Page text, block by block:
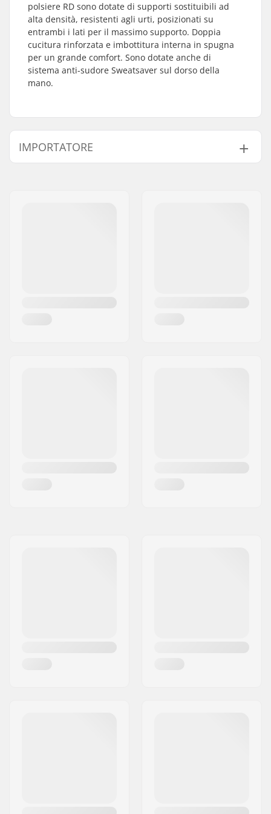
polsiere RD sono dotate di supporti sostituibili ad
alta densità, resistenti agli urti, posizionati su
entrambi i lati per il massimo supporto. Doppia
cucitura rinforzata e imbottitura interna in spugna
per un grande comfort. Sono dotate anche di
sistema anti-sudore Sweatsaver sul dorso della
mano.
IMPORTATORE